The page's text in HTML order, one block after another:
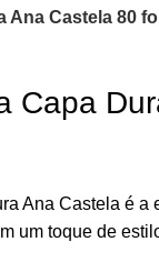
Ana Castela 80
Capa
Ana Castela é
um toque de